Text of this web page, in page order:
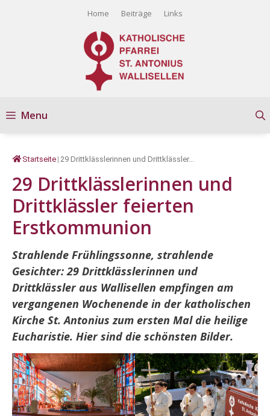
Home Beiträge Links
Menu
Startseite | 29 Drittklässlerinnen und Drittklässler...
29 Drittklässlerinnen und
Drittklässler feierten
Erstkommunion
Strahlende Frühlingssonne, strahlende
Gesichter: 29 Drittklässlerinnen und
Drittklässler aus Wallisellen empfingen am
vergangenen Wochenende in der katholischen
Kirche St. Antonius zum ersten Mal die heilige
Eucharistie. Hier sind die schönsten Bilder.